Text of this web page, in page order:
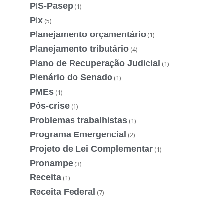
PIS-Pasep (1)
Pix (5)
Planejamento orçamentário (1)
Planejamento tributário (4)
Plano de Recuperação Judicial (1)
Plenário do Senado (1)
PMEs (1)
Pós-crise (1)
Problemas trabalhistas (1)
Programa Emergencial (2)
Projeto de Lei Complementar (1)
Pronampe (3)
Receita (1)
Receita Federal (7)